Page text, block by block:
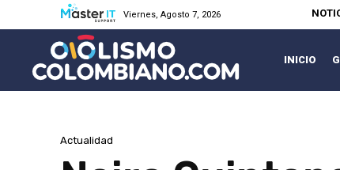
Viernes, Agosto 7, 2026
INICIO
Actualidad